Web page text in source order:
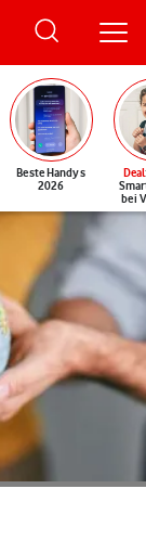
Beste Handys
2026
Deal
bei